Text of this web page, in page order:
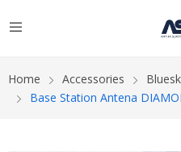
Home Accessories
Base Station Antena